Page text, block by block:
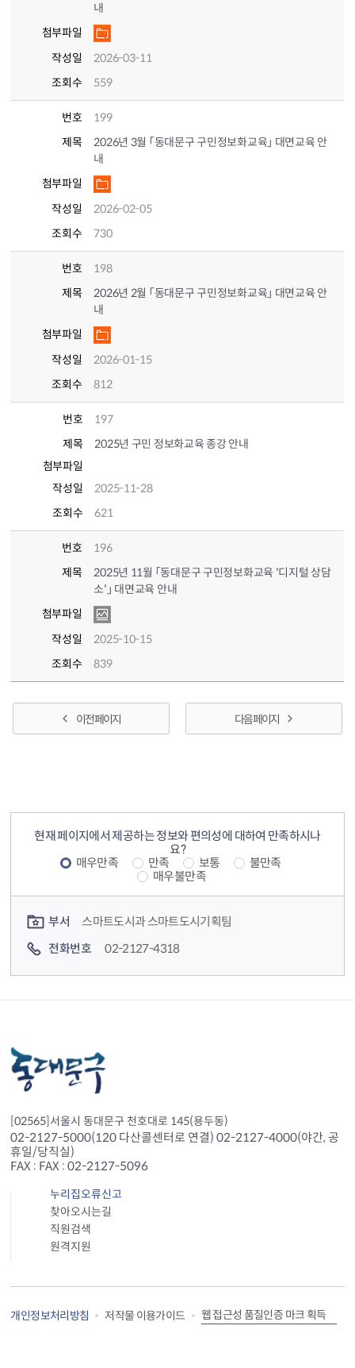
내
첨부파일
작성일
2026-03-11
조회수
559
번호
199
제목
2026년 3월 「동대문구 구민정보화교육」 대면교육 안
내
첨부파일
작성일
2026-02-05
조회수
730
번호
198
제목
2026년 2월 「동대문구 구민정보화교육」 대면교육 안
내
첨부파일
작성일
2026-01-15
조회수
812
번호
197
제목
2025년 구민 정보화교육 종강 안내
첨부파일
작성일
2025-11-28
조회수
621
번호
196
제목
2025년 11월 「동대문구 구민정보화교육 '디지털 상담
소'」 대면교육 안내
첨부파일
작성일
2025-10-15
조회수
839
이전 페이지 다음 페이지
현재 페이지에서 제공하는 정보와 편의성에 대하여 만족하시나
요?
매우만족
만족 보통
불만족
매우불만족
부서
스마트도시과 스마트도시기획팀
전화번호
02-2127-4318
[02565]서울시 동대문구 천호대로 145(용두동)
02-2127-5000(120 다산콜센터로 연결) 02-2127-4000(야간, 공
휴일/당직실)
FAX : FAX : 02-2127-5096
누리집오류신고
찾아오시는길
직원검색
원격지원
개인정보처리방침 저작물 이용가이드 웹 접근성 품질인증 마크 획득